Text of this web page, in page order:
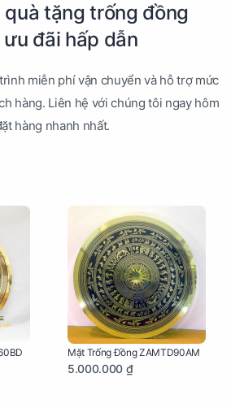
tặng trống đồng
đãi hấp dẫn
miễn phí vận chuyển và hỗ trợ mức
hàng. Liên hệ với chúng tôi ngay hôm
hàng nhanh nhất.
Mặt Trống Đồng ZAMTD90AM
5.000.000 ₫